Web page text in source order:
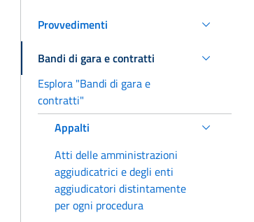
Provvedimenti
Bandi di gara e contratti
Esplora "Bandi di gara e
contratti"
Appalti
Atti delle amministrazioni
aggiudicatrici e degli enti
aggiudicatori distintamente
per ogni procedura